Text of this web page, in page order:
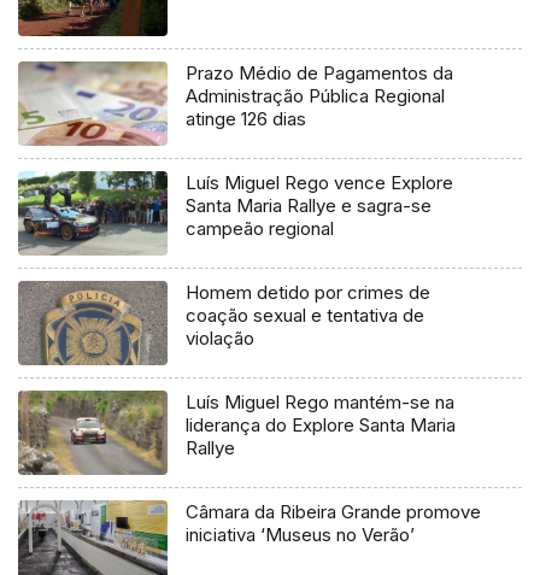
Prazo Médio de Pagamentos da
Administração Pública Regional
atinge 126 dias
Luís Miguel Rego vence Explore
Santa Maria Rallye e sagra-se
campeão regional
Homem detido por crimes de
coação sexual e tentativa de
violação
Luís Miguel Rego mantém-se na
liderança do Explore Santa Maria
Rallye
Câmara da Ribeira Grande promove
iniciativa ‘Museus no Verão’